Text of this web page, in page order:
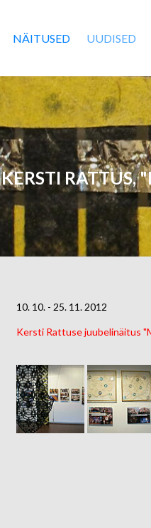
NÄITUSED UUDISED
KERSTI RATTUS,
10. 10. - 25. 11. 2012
Kersti Rattuse juubelinäitus